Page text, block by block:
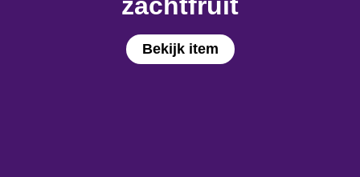
Bekijk item